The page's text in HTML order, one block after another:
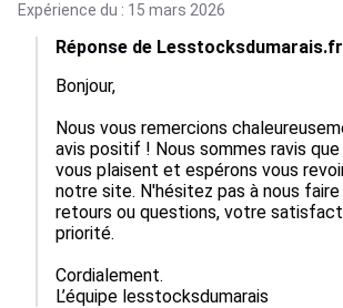
Expérience du : 15 mars 2026
Réponse de Lesstocksdumarais.fr
Bonjour,
Nous vous remercions
avis positif ! Nous sommes ravis
vous plaisent et espérons vous
notre site. N'hésitez pas à nous
retours ou questions, votre
priorité.
Cordialement.
L’équipe lesstocksdumarais